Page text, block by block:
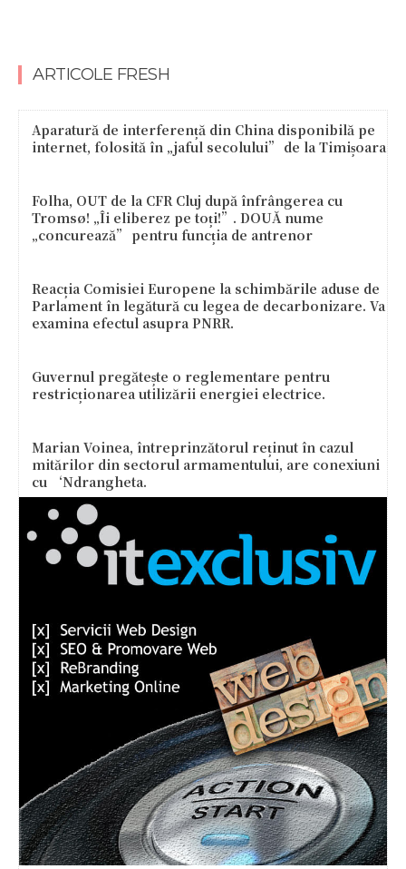
ARTICOLE FRESH
Aparatură de interferență din China disponibilă pe
internet, folosită în „jaful secolului” de la Timișoara
Folha, OUT de la CFR Cluj după înfrângerea cu
Tromsø! „Îi eliberez pe toți!”. DOUĂ nume
„concurează” pentru funcția de antrenor
Reacția Comisiei Europene la schimbările aduse de
Parlament în legătură cu legea de decarbonizare. Va
examina efectul asupra PNRR.
Guvernul pregătește o reglementare pentru
restricționarea utilizării energiei electrice.
Marian Voinea, întreprinzătorul reținut în cazul
mitărilor din sectorul armamentului, are conexiuni
cu ‘Ndrangheta.